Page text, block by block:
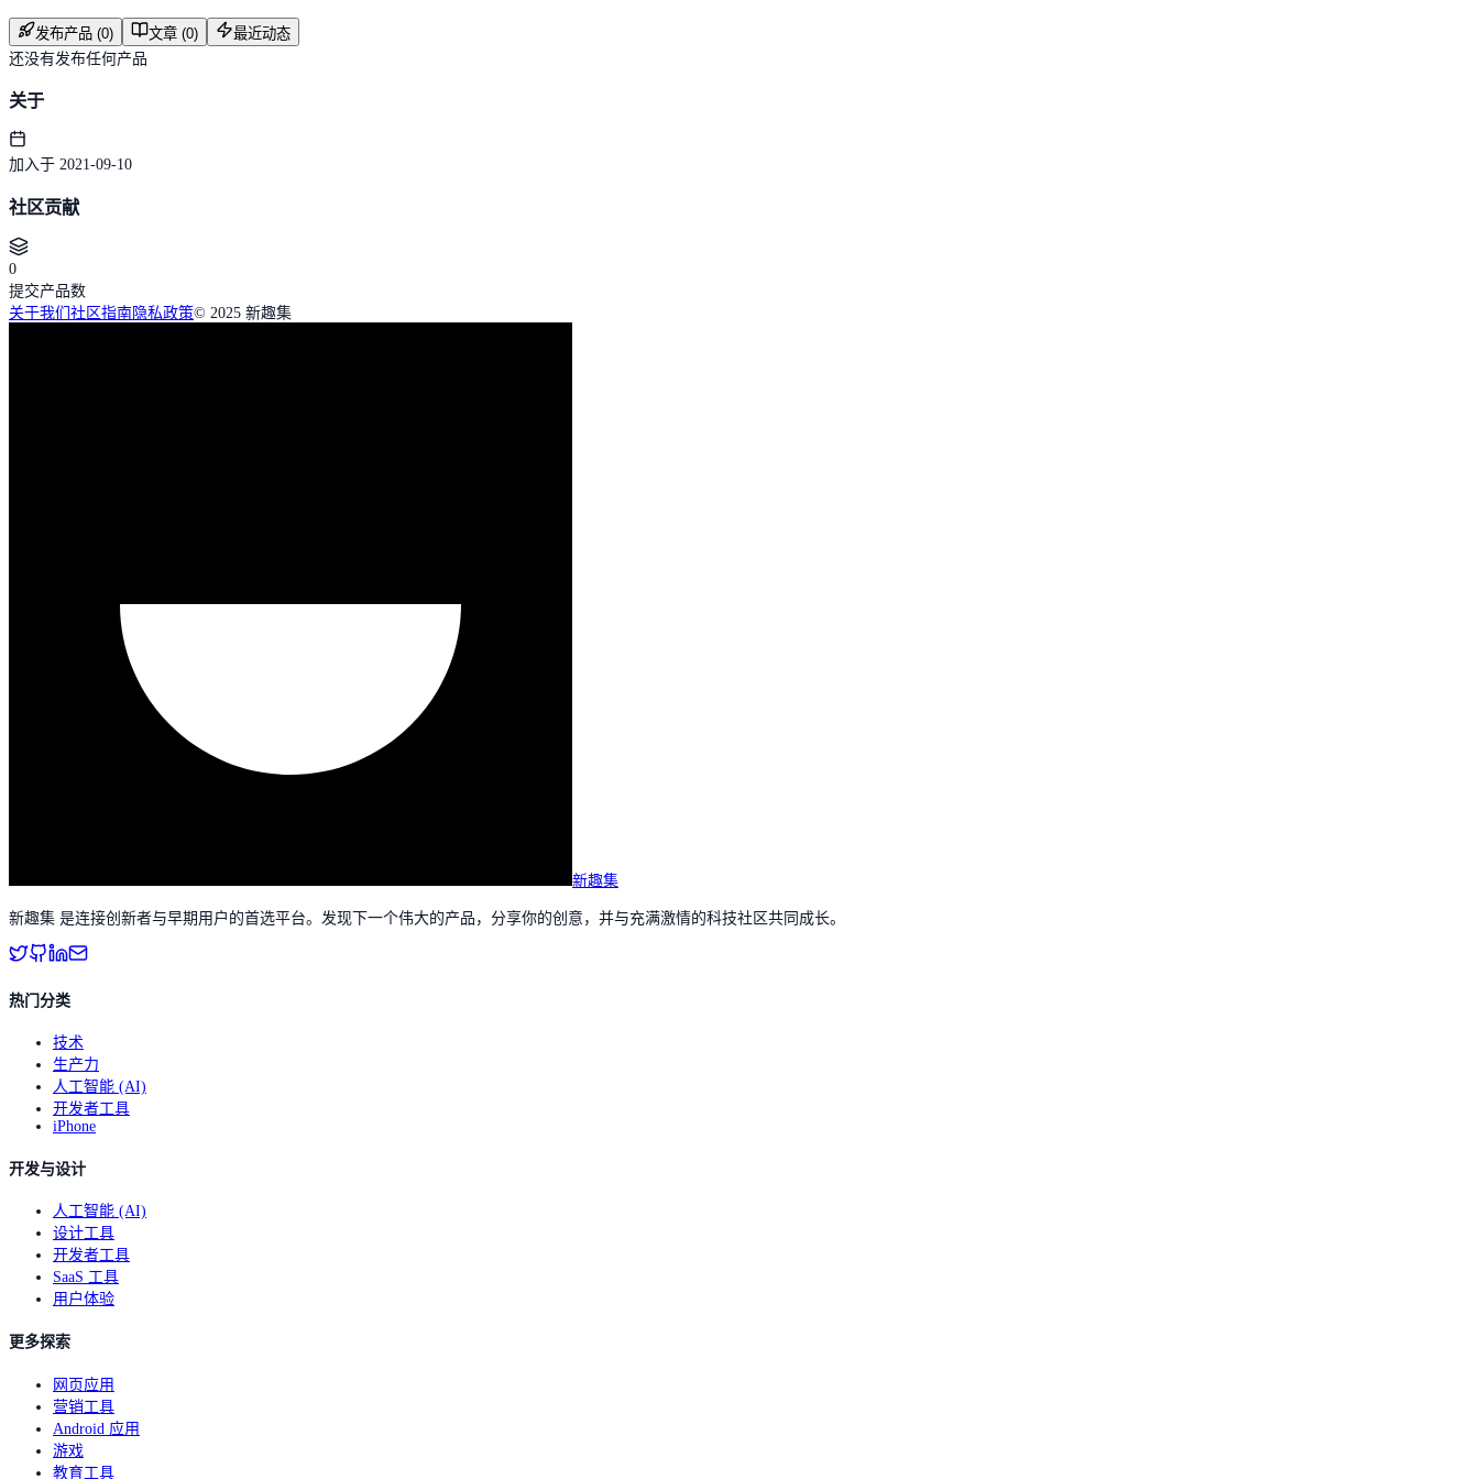
发布产品 (0) 文章 (0)
最近动态
还没有发布任何产品
关于
加入于 2021-09-10
社区贡献
0
提交产品数
关于我们 社区指南隐私政策© 2025 新趣集
新趣集
新趣集 是连接创新者与早期用户的首选平台。发现下一个伟大的产品，分享你的创意，并与充满激情的科技社区共同成长。
热门分类
技术
生产力
人工智能 (AI)
开发者工具
iPhone
开发与设计
人工智能 (AI)
设计工具
开发者工具
SaaS 工具
用户体验
更多探索
网页应用
营销工具
Android 应用
游戏
教育工具